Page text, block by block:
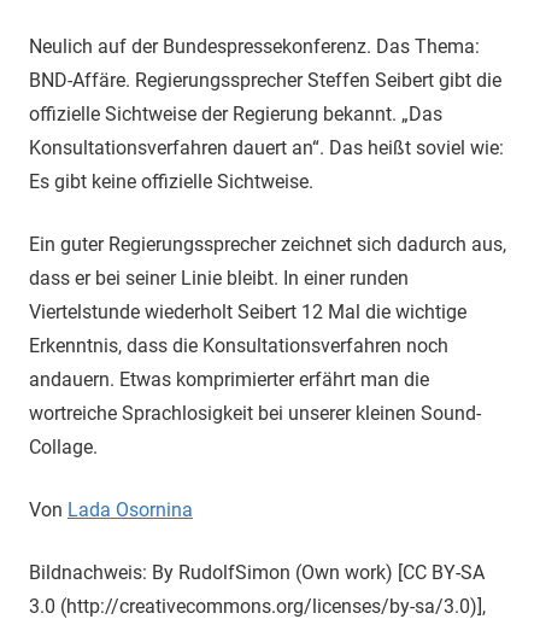
Neulich auf der Bundespressekonferenz. Das Thema:
BND-Affäre. Regierungssprecher Steffen Seibert gibt die
offizielle Sichtweise der Regierung bekannt. „Das
Konsultationsverfahren dauert an“. Das heißt soviel wie:
Es gibt keine offizielle Sichtweise.
Ein guter Regierungssprecher zeichnet sich dadurch aus,
dass er bei seiner Linie bleibt. In einer runden
Viertelstunde wiederholt Seibert 12 Mal die wichtige
Erkenntnis, dass die Konsultationsverfahren noch
andauern. Etwas komprimierter erfährt man die
wortreiche Sprachlosigkeit bei unserer kleinen Sound-
Collage.
Von Lada Osornina
Bildnachweis: By RudolfSimon (Own work) [CC BY-SA
3.0 (http://creativecommons.org/licenses/by-sa/3.0)],